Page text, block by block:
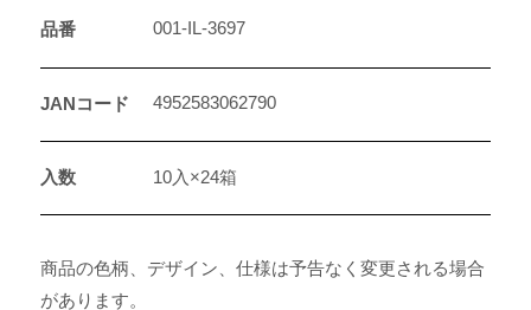
品番 001-IL-3697
JANコード 4952583062790
入数 10入×24箱
商品の色柄、デザイン、仕様は予告なく変更される場合
があります。